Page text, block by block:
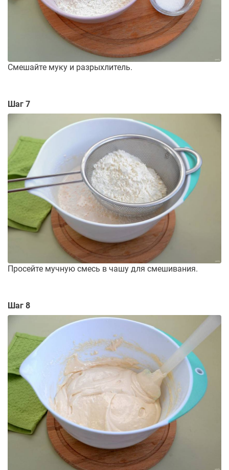
Смешайте муку и разрыхлитель.
Шаг 7
Просейте мучную смесь в чашу для смешивания.
Шаг 8